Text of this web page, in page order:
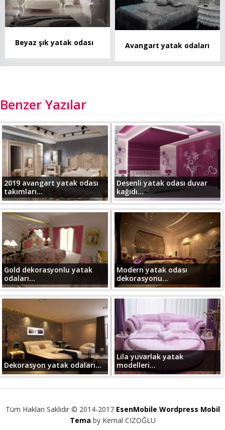
Beyaz şık yatak odası Avangart yatak odaları
Benzer Yazılar
2019 avangart yatak odası
takımları...
Desenli yatak odası duvar
kağıdı...
Gold dekorasyonlu yatak
odaları...
Modern yatak odası
dekorasyonu...
Dekorasyon yatak odaları...
Lila yuvarlak yatak
modelleri...
Tüm Hakları Saklıdır © 2014-2017 EsenMobile Wordpress Mobil
Tema by Kemal CIZOĞLU